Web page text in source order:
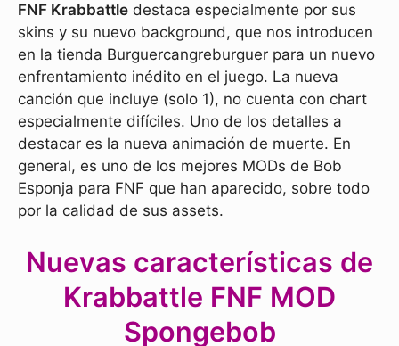
FNF Krabbattle destaca especialmente por sus
skins y su nuevo background, que nos introducen
en la tienda Burguercangreburguer para un nuevo
enfrentamiento inédito en el juego. La nueva
canción que incluye (solo 1), no cuenta con chart
especialmente difíciles. Uno de los detalles a
destacar es la nueva animación de muerte. En
general, es uno de los mejores MODs de Bob
Esponja para FNF que han aparecido, sobre todo
por la calidad de sus assets.
Nuevas características de
Krabbattle FNF MOD
Spongebob